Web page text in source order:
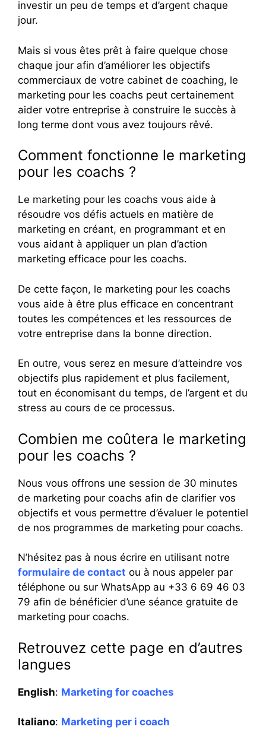
investir un peu de temps et d’argent chaque
jour.
Mais si vous êtes prêt à faire quelque chose
chaque jour afin d’améliorer les objectifs
commerciaux de votre cabinet de coaching, le
marketing pour les coachs peut certainement
aider votre entreprise à construire le succès à
long terme dont vous avez toujours rêvé.
Comment fonctionne le marketing
pour les coachs ?
Le marketing pour les coachs vous aide à
résoudre vos défis actuels en matière de
marketing en créant, en programmant et en
vous aidant à appliquer un plan d’action
marketing efficace pour les coachs.
De cette façon, le marketing pour les coachs
vous aide à être plus efficace en concentrant
toutes les compétences et les ressources de
votre entreprise dans la bonne direction.
En outre, vous serez en mesure d’atteindre vos
objectifs plus rapidement et plus facilement,
tout en économisant du temps, de l’argent et du
stress au cours de ce processus.
Combien me coûtera le marketing
pour les coachs ?
Nous vous offrons une session de 30 minutes
de marketing pour coachs afin de clarifier vos
objectifs et vous permettre d’évaluer le potentiel
de nos programmes de marketing pour coachs.
N’hésitez pas à nous écrire en utilisant notre
formulaire de contact ou à nous appeler par
téléphone ou sur WhatsApp au +33 6 69 46 03
79 afin de bénéficier d’une séance gratuite de
marketing pour coachs.
Retrouvez cette page en d’autres
langues
English: Marketing for coaches
Italiano: Marketing per i coach